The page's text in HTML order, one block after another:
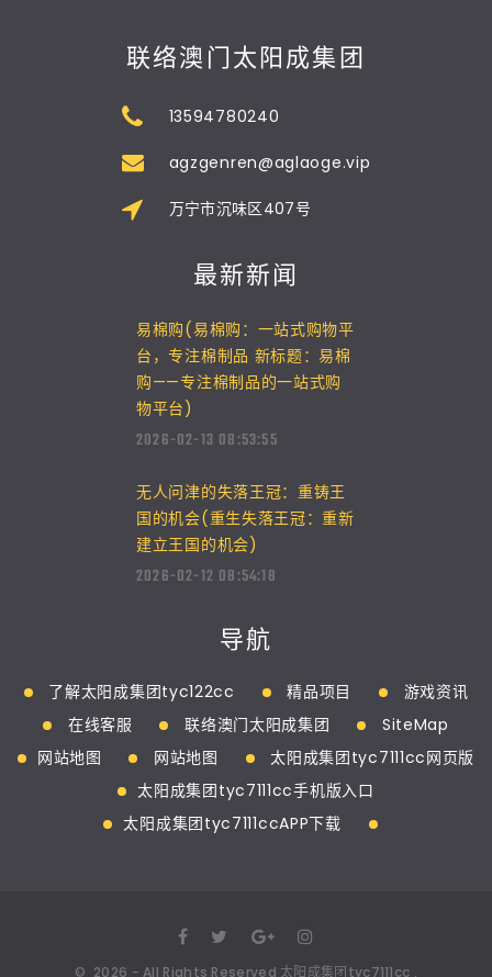
联络澳门太阳成集团
13594780240
agzgenren@aglaoge.vip
万宁市沉味区407号
最新新闻
易棉购(易棉购：一站式购物平
台，专注棉制品 新标题：易棉
购——专注棉制品的一站式购
物平台)
2026-02-13 08:53:55
无人问津的失落王冠：重铸王
国的机会(重生失落王冠：重新
建立王国的机会)
2026-02-12 08:54:18
导航
了解太阳成集团tyc122cc 精品项目
游戏资讯
在线客服
联络澳门太阳成集团
SiteMap
网站地图
网站地图
太阳成集团tyc7111cc网页版
太阳成集团tyc7111cc手机版入口
太阳成集团tyc7111ccAPP下载
© 2026 - All Rights Reserved 太阳成集团tyc7111cc .